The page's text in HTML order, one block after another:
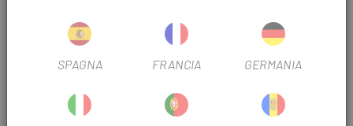
CONSEGNA IN 48 ORE
Tranne ultime unità o prodotti in liquidazione. Controlla i
spedizione.
SPAGNA FRANCIA GERMANIA